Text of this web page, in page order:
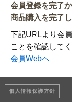
会員登録を完了
商品購入を完了
下記URLより会
ことを確認してく
会員Webへ
個人情報保護方針